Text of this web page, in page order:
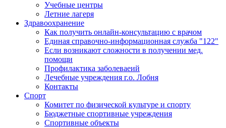
Учебные центры
Летние лагеря
Здравоохранение
Как получить онлайн-консультацию с врачом
Единая справочно-информационная служба "122"
Если возникают сложности в получении мед.
помощи
Профилактика заболеваеий
Лечебные учреждения г.о. Лобня
Контакты
Спорт
Комитет по физической культуре и спорту
Бюджетные спортивные учреждения
Спортивные объекты